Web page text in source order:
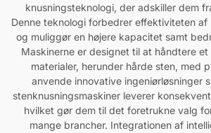
knusningsteknologi, der adskiller dem
Denne teknologi forbedrer effektiviteten af
og muliggør en højere kapacitet samt
Maskinerne er designet til at håndtere
materialer, herunder hårde sten, med
anvende innovative ingeniørløsninger
stenknusningsmaskiner leverer
hvilket gør dem til det foretrukne valg
mange brancher. Integrationen af